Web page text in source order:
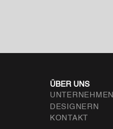
ÜBER UNS
UNTERNEHMEN
DESIGNERN
KONTAKT